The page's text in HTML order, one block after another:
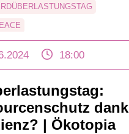
18:00
dank
| Ökotopia